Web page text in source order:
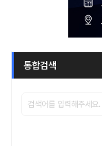
통합검색